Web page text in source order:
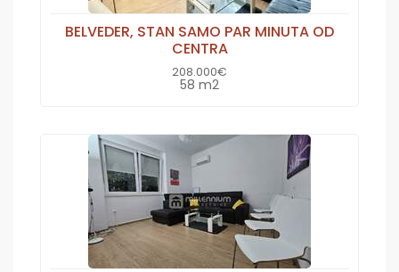
BELVEDER, STAN SAMO PAR MINUTA OD
CENTRA
208.000€
58 m2